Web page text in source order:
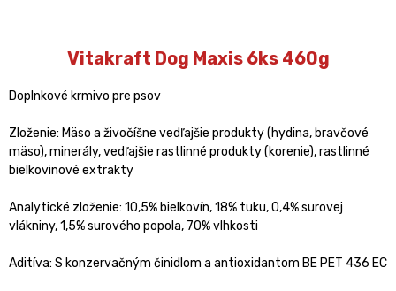
Vitakraft Dog Maxis 6ks 460g
Doplnkové krmivo pre psov
Zloženie: Mäso a živočíšne vedľajšie produkty (hydina, bravčové
mäso), minerály, vedľajšie rastlinné produkty (korenie), rastlinné
bielkovinové extrakty
Analytické zloženie: 10,5% bielkovín, 18% tuku, 0,4% surovej
vlákniny, 1,5% surového popola, 70% vlhkosti
Aditíva: S konzervačným činidlom a antioxidantom BE PET 436 EC